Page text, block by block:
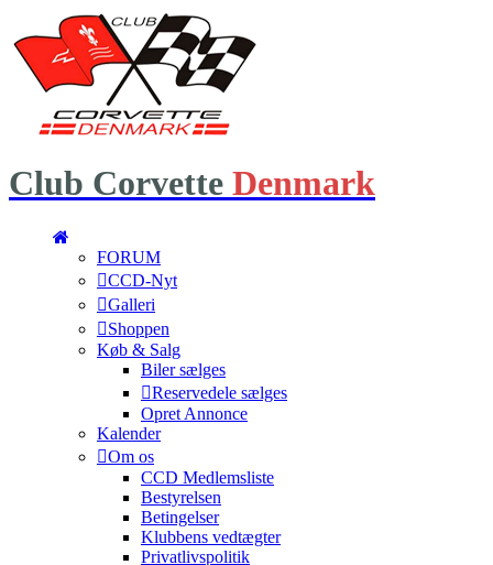
Club Corvette Denmark
FORUM
CCD-Nyt
Galleri
Shoppen
Køb & Salg
Biler sælges
Reservedele sælges
Opret Annonce
Kalender
Om os
CCD Medlemsliste
Bestyrelsen
Betingelser
Klubbens vedtægter
Privatlivspolitik